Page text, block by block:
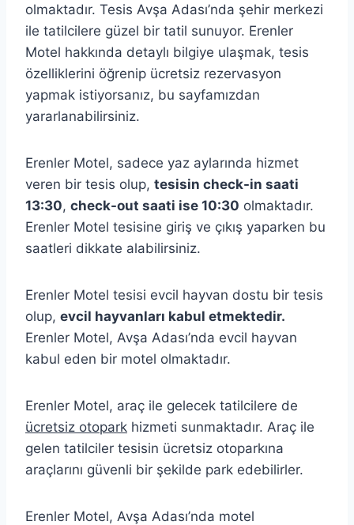
olmaktadır. Tesis Avşa Adası’nda şehir merkezi
ile tatilcilere güzel bir tatil sunuyor. Erenler
Motel hakkında detaylı bilgiye ulaşmak, tesis
özelliklerini öğrenip ücretsiz rezervasyon
yapmak istiyorsanız, bu sayfamızdan
yararlanabilirsiniz.
Erenler Motel, sadece yaz aylarında hizmet
veren bir tesis olup, tesisin check-in saati
13:30, check-out saati ise 10:30 olmaktadır.
Erenler Motel tesisine giriş ve çıkış yaparken bu
saatleri dikkate alabilirsiniz.
Erenler Motel tesisi evcil hayvan dostu bir tesis
olup, evcil hayvanları kabul etmektedir.
Erenler Motel, Avşa Adası’nda evcil hayvan
kabul eden bir motel olmaktadır.
Erenler Motel, araç ile gelecek tatilcilere de
ücretsiz otopark hizmeti sunmaktadır. Araç ile
gelen tatilciler tesisin ücretsiz otoparkına
araçlarını güvenli bir şekilde park edebilirler.
Erenler Motel, Avşa Adası’nda motel